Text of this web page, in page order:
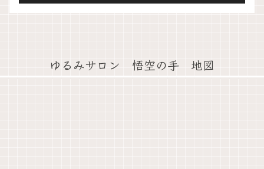
ゆるみサロン 悟空の手 地図